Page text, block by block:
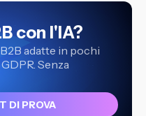
con l'IA?
adatte in pochi
Senza
DI PROVA